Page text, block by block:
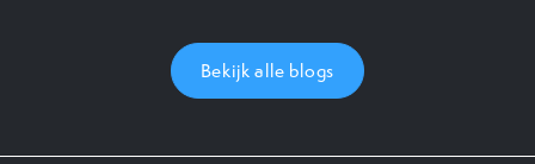
Bekijk alle blogs